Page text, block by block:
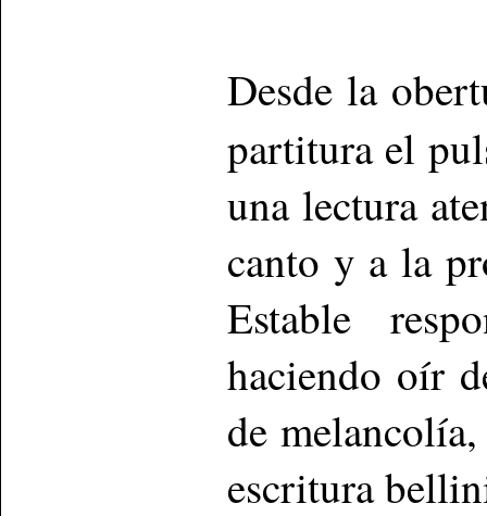
Desde la
partitura el
una lectura
canto y a la
Estable
haciendo oír
de
escritura